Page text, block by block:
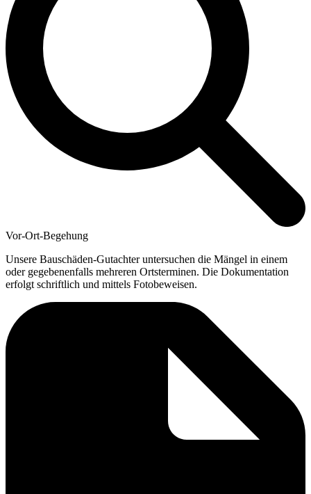
Vor-Ort-Begehung
Unsere Bauschäden-Gutachter untersuchen die Mängel in einem
oder gegebenenfalls mehreren Ortsterminen. Die Dokumentation
erfolgt schriftlich und mittels Fotobeweisen.